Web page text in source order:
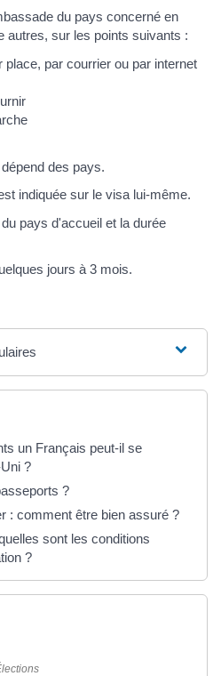
du pays concerné en
autres, sur les points suivants :
par courrier ou par internet
des pays.
indiquée sur le visa lui-même.
pays d'accueil et la durée
jours à 3 mois.
un Français peut-il se
?
?
: comment être bien assuré ?
sont les conditions
?